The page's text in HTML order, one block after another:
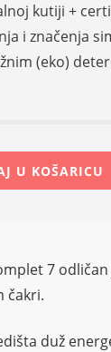
kutiji +
i značenja
(eko)
U KOŠARICU
7
čakri.
duž